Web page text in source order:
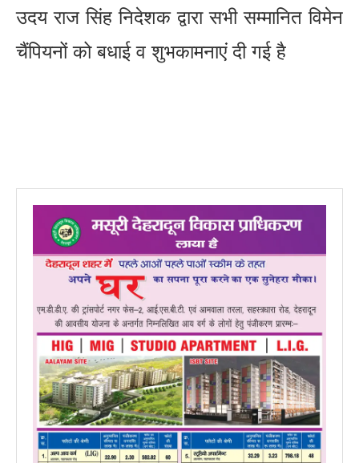
उदय राज सिंह निदेशक द्वारा सभी सम्मानित विमेन
चैंपियनों को बधाई व शुभकामनाएं दी गई है